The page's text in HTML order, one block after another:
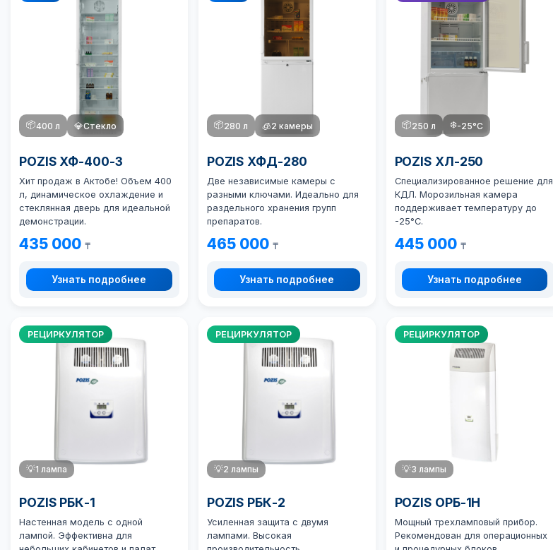
📦400 л 💎Стекло
POZIS ХФ-400-3
Хит продаж в Актобе! Объем 400
л, динамическое охлаждение и
стеклянная дверь для идеальной
демонстрации.
435 000 ₸
Узнать подробнее
📦280 л 🧊2 камеры
POZIS ХФД-280
Две независимые камеры с
разными ключами. Идеально для
раздельного хранения групп
препаратов.
465 000 ₸
Узнать подробнее
📦250 л ❄️-25°C
POZIS ХЛ-250
Специализированное решение для
КДЛ. Морозильная камера
поддерживает температуру до
-25°C.
445 000 ₸
Узнать подробнее
РЕЦИРКУЛЯТОР
💡1 лампа
POZIS РБК-1
Настенная модель с одной
лампой. Эффективна для
РЕЦИРКУЛЯТОР
💡2 лампы
POZIS РБК-2
Усиленная защита с двумя
лампами. Высокая
РЕЦИРКУЛЯТОР
💡3 лампы
POZIS ОРБ-1Н
Мощный трехламповый прибор.
Рекомендован для операционных